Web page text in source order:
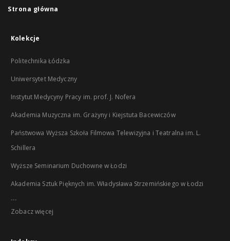
Strona główna
Kolekcje
Politechnika Łódzka
Uniwersytet Medyczny
Instytut Medycyny Pracy im. prof. J. Nofera
Akademia Muzyczna im. Grażyny i Kiejstuta Bacewiczów
Państwowa Wyższa Szkoła Filmowa Telewizyjna i Teatralna im. L.
Schillera
Wyższe Seminarium Duchowne w Łodzi
Akademia Sztuk Pięknych im. Władysława Strzemińskiego w Łodzi
...
Zobacz więcej